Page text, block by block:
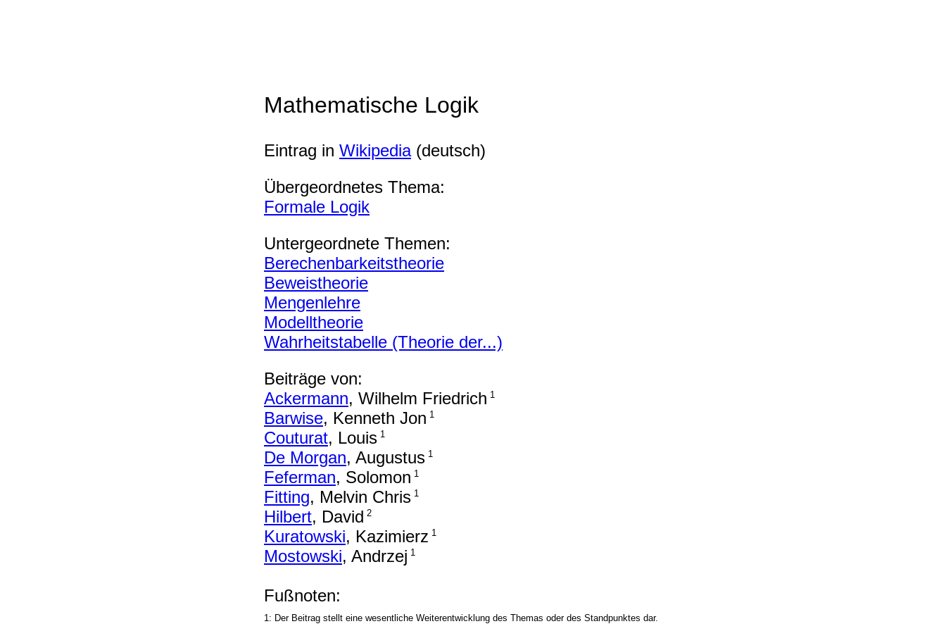
Mathematische Logik
Eintrag in Wikipedia(deutsch)
Übergeordnetes Thema:
Formale Logik
Untergeordnete Themen:
Berechenbarkeitstheorie
Beweistheorie
Mengenlehre
Modelltheorie
Wahrheitstabelle (Theorie der...)
Beiträge von:
Ackermann, Wilhelm Friedrich 1
Barwise, Kenneth Jon 1
Couturat, Louis 1
De Morgan, Augustus 1
Feferman, Solomon 1
Fitting, Melvin Chris 1
Hilbert, David 2
Kuratowski, Kazimierz 1
Mostowski, Andrzej 1
Fußnoten:
1: Der Beitrag stellt eine wesentliche Weiterentwicklung des Themas oder des Standpunktes dar.